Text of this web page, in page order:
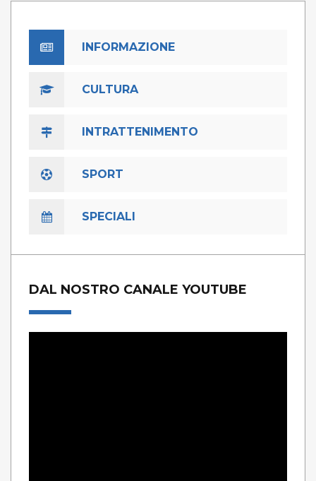
INFORMAZIONE
CULTURA
INTRATTENIMENTO
SPORT
SPECIALI
DAL NOSTRO CANALE YOUTUBE